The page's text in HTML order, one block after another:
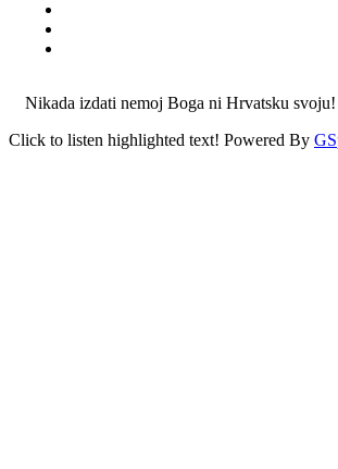
Nikada izdati nemoj Boga ni Hrvatsku svoju!
Click to listen highlighted text! Powered By